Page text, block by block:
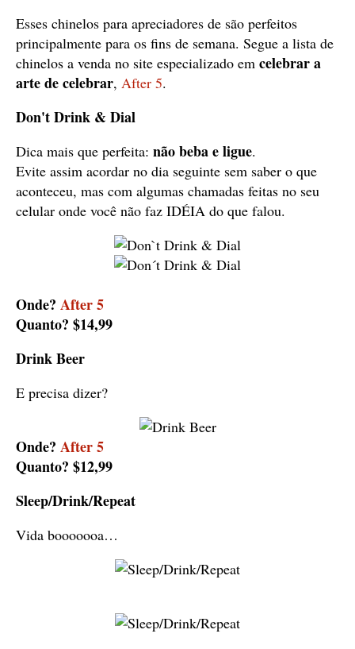
Esses chinelos para apreciadores de são perfeitos
principalmente para os fins de semana. Segue a lista de
chinelos a venda no site especializado em celebrar a
arte de celebrar, After 5.
Don't Drink & Dial
Dica mais que perfeita: não beba e ligue.
Evite assim acordar no dia seguinte sem saber o que
aconteceu, mas com algumas chamadas feitas no seu
celular onde você não faz IDÉIA do que falou.
Onde? After 5
Quanto? $14,99
Drink Beer
E precisa dizer?
Onde? After 5
Quanto? $12,99
Sleep/Drink/Repeat
Vida booooooa…